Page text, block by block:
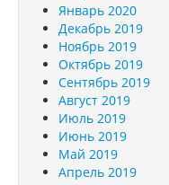
Январь 2020
Декабрь 2019
Ноябрь 2019
Октябрь 2019
Сентябрь 2019
Август 2019
Июль 2019
Июнь 2019
Май 2019
Апрель 2019